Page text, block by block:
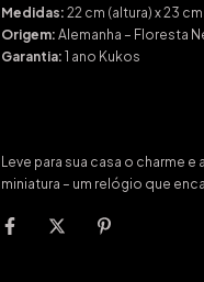
Medidas: 22 cm (altura) x 23
Origem: Alemanha – Floresta
Garantia: 1 ano Kukos
Leve para sua casa o charme
miniatura – um relógio que